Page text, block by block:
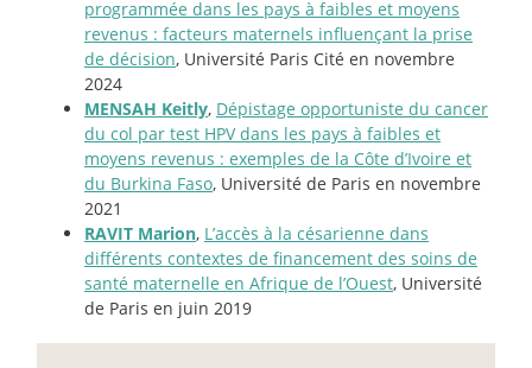
programmée dans les pays à faibles et moyens
revenus : facteurs maternels influençant la prise
de décision, Université Paris Cité en novembre
2024
MENSAH Keitly, Dépistage opportuniste du cancer
du col par test HPV dans les pays à faibles et
moyens revenus : exemples de la Côte d’Ivoire et
du Burkina Faso, Université de Paris en novembre
2021
RAVIT Marion, L’accès à la césarienne dans
différents contextes de financement des soins de
santé maternelle en Afrique de l’Ouest, Université
de Paris en juin 2019